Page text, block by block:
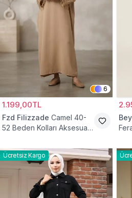
6
1.199,00TL
Fzd Filizzade Camel 40-
52 Beden Kolları Aksesuar
Ücretsiz Kargo